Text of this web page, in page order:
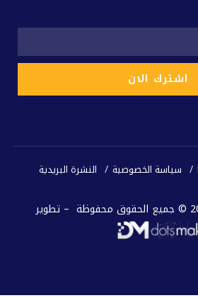
سياسة الخصوصية النشرة البريدية